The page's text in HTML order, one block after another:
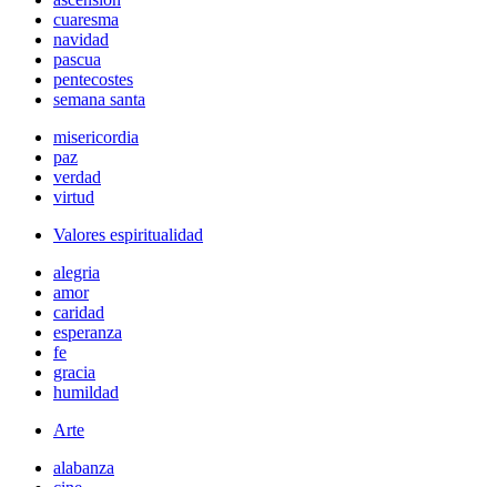
cuaresma
navidad
pascua
pentecostes
semana santa
misericordia
paz
verdad
virtud
Valores espiritualidad
alegria
amor
caridad
esperanza
fe
gracia
humildad
Arte
alabanza